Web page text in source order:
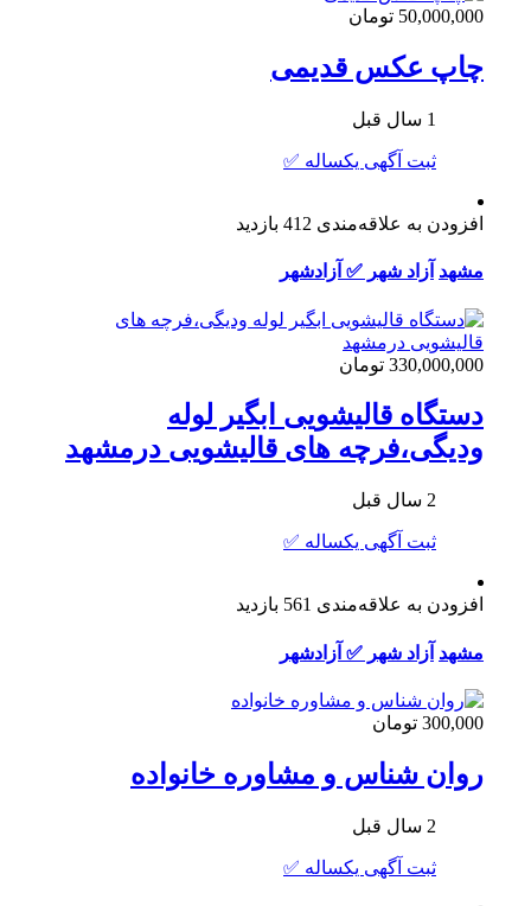
50,000,000 تومان
چاپ عکس قدیمی
1 سال قبل
ثبت آگهی یکساله ✅
افزودن به علاقه‌مندی 412 بازدید
مشهد آزاد شهر ✅ آزادشهر
330,000,000 تومان
دستگاه قالیشویی ابگیر لوله
ودیگی،فرچه های قالیشویی درمشهد
2 سال قبل
ثبت آگهی یکساله ✅
افزودن به علاقه‌مندی 561 بازدید
مشهد آزاد شهر ✅ آزادشهر
300,000 تومان
روان شناس و مشاوره خانواده
2 سال قبل
ثبت آگهی یکساله ✅